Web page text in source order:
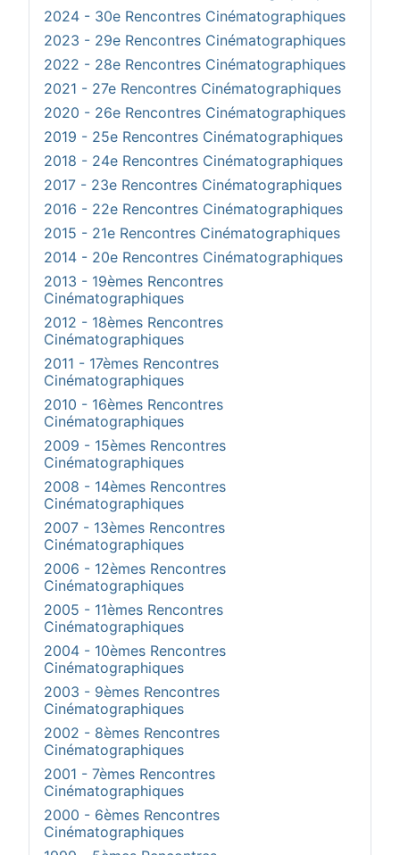
2024 - 30e Rencontres Cinématographiques
2023 - 29e Rencontres Cinématographiques
2022 - 28e Rencontres Cinématographiques
2021 - 27e Rencontres Cinématographiques
2020 - 26e Rencontres Cinématographiques
2019 - 25e Rencontres Cinématographiques
2018 - 24e Rencontres Cinématographiques
2017 - 23e Rencontres Cinématographiques
2016 - 22e Rencontres Cinématographiques
2015 - 21e Rencontres Cinématographiques
2014 - 20e Rencontres Cinématographiques
2013 - 19èmes Rencontres
Cinématographiques
2012 - 18èmes Rencontres
Cinématographiques
2011 - 17èmes Rencontres
Cinématographiques
2010 - 16èmes Rencontres
Cinématographiques
2009 - 15èmes Rencontres
Cinématographiques
2008 - 14èmes Rencontres
Cinématographiques
2007 - 13èmes Rencontres
Cinématographiques
2006 - 12èmes Rencontres
Cinématographiques
2005 - 11èmes Rencontres
Cinématographiques
2004 - 10èmes Rencontres
Cinématographiques
2003 - 9èmes Rencontres
Cinématographiques
2002 - 8èmes Rencontres
Cinématographiques
2001 - 7èmes Rencontres
Cinématographiques
2000 - 6èmes Rencontres
Cinématographiques